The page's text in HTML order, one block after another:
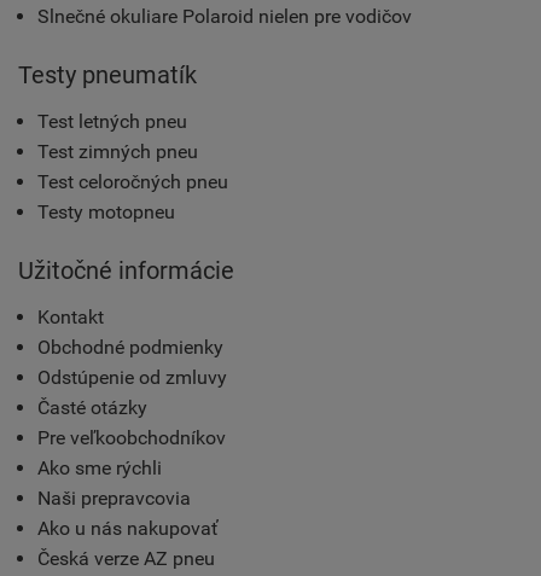
Slnečné okuliare Polaroid nielen pre vodičov
Testy pneumatík
Test letných pneu
Test zimných pneu
Test celoročných pneu
Testy motopneu
Užitočné informácie
Kontakt
Obchodné podmienky
Odstúpenie od zmluvy
Časté otázky
Pre veľkoobchodníkov
Ako sme rýchli
Naši prepravcovia
Ako u nás nakupovať
Česká verze AZ pneu